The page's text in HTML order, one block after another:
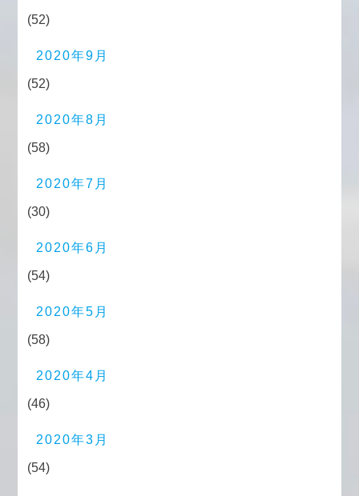
(52)
2020年9月
(52)
2020年8月
(58)
2020年7月
(30)
2020年6月
(54)
2020年5月
(58)
2020年4月
(46)
2020年3月
(54)